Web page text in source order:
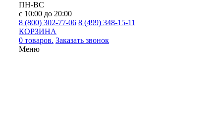
ПН-ВС
с 10:00 до 20:00
8 (800) 302-77-06 8 (499) 348-15-11
КОРЗИНА
0 товаров. Заказать звонок
Меню